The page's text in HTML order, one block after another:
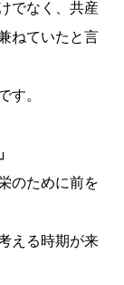
でなく、共産
ねていたと言
す。
のために前を
える時期が来